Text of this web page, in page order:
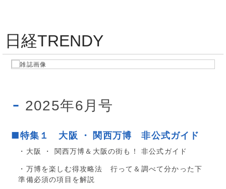
日経TRENDY
2025年6月号
■特集１ 大阪 ・ 関西万博 非公式ガイド
・大阪 ・ 関西万博＆大阪の街も！ 非公式ガイド
・万博を楽しむ得攻略法 行って＆調べて分かった下
準備必須の項目を解説